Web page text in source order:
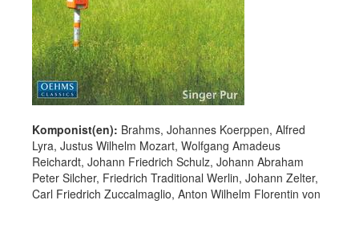
Komponist(en): Brahms, Johannes Koerppen, Alfred
Lyra, Justus Wilhelm Mozart, Wolfgang Amadeus
Reichardt, Johann Friedrich Schulz, Johann Abraham
Peter Silcher, Friedrich Traditional Werlin, Johann Zelter,
Carl Friedrich Zuccalmaglio, Anton Wilhelm Florentin von